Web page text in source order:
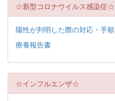
☆新型コロナウイルス感染症☆
陽性が判明した際の対応・手順
療養報告書
☆インフルエンザ☆